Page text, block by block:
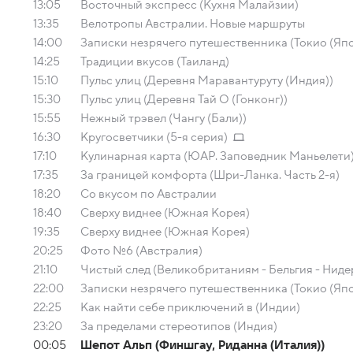
13:05
Восточный экспресс (Кухня Малайзии)
13:35
Велотропы Австралии. Новые маршруты
14:00
Записки незрячего путешественника (Токио
14:25
Традиции вкусов (Таиланд)
15:10
Пульс улиц (Деревня Маравантуруту (Индия))
15:30
Пульс улиц (Деревня Тай О (Гонконг))
15:55
Нежный трэвел (Чангу (Бали))
16:30
Кругосветчики (5-я серия)
17:10
Кулинарная карта (ЮАР. Заповедник Маньелети)
17:35
За границей комфорта (Шри-Ланка. Часть 2-я)
18:20
Со вкусом по Австралии
18:40
Сверху виднее (Южная Корея)
19:35
Сверху виднее (Южная Корея)
20:25
Фото №6 (Австралия)
21:10
Чистый след (Великобританиям - Бельгия -
22:00
Записки незрячего путешественника (Токио
22:25
Как найти себе приключений в (Индии)
23:20
За пределами стереотипов (Индия)
00:05
Шепот Альп (Финшгау, Риданна (Италия))